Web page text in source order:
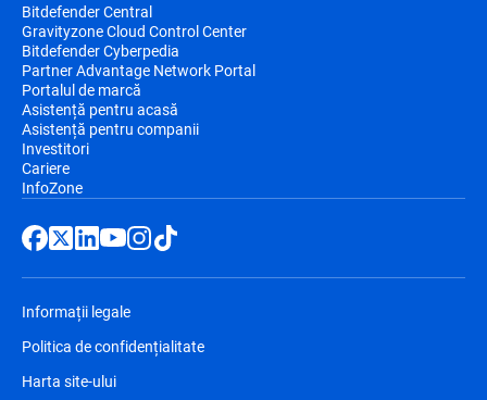
Bitdefender Central
Gravityzone Cloud Control Center
Bitdefender Cyberpedia
Partner Advantage Network Portal
Portalul de marcă
Asistență pentru acasă
Asistență pentru companii
Investitori
Cariere
InfoZone
Informații legale
Politica de confidențialitate
Harta site-ului